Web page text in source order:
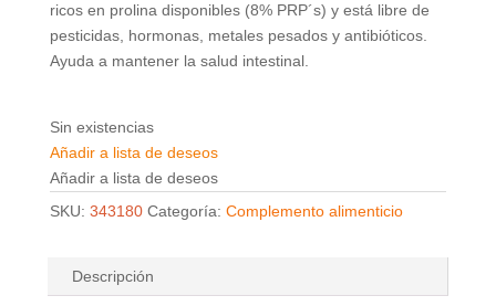
ricos en prolina disponibles (8% PRP´s) y está libre de
pesticidas, hormonas, metales pesados y antibióticos.
Ayuda a mantener la salud intestinal.
Sin existencias
Añadir a lista de deseos
Añadir a lista de deseos
SKU: 343180 Categoría: Complemento alimenticio
Descripción